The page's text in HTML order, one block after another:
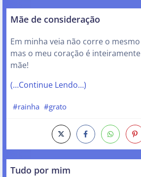
Mãe de consideração
Em minha veia não corre o
mas o meu coração é
mãe!
(…Continue Lendo…)
#rainha #grato
Tudo por mim